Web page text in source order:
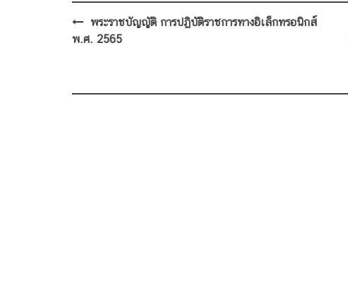
Post
navigation
พระราชบัญญัติ การปฏิบัติราชการทางอิเล็กทรอนิกส์
พ.ศ. 2565